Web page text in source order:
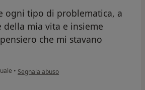
ogni tipo di problematica, a
della mia vita e insieme
che mi stavano
• secondo l'opinione dell'utente Giulio
Segnala abuso